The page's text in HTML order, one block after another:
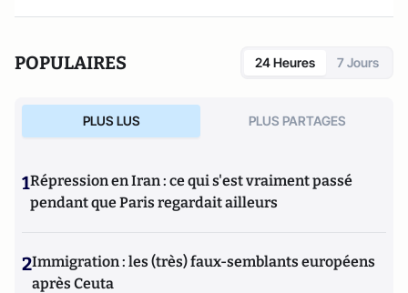
POPULAIRES 24 Heures 7 Jours
PLUS LUS PLUS PARTAGES
1Répression en Iran : ce qui s'est vraiment passé
pendant que Paris regardait ailleurs
2Immigration : les (très) faux-semblants européens
après Ceuta